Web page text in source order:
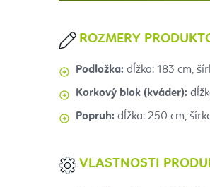
ROZMERY
Podložka: dĺžka: 183 cm, š
Korkový blok (kváder):
Popruh: dĺžka: 250 cm,
VLASTNOSTI